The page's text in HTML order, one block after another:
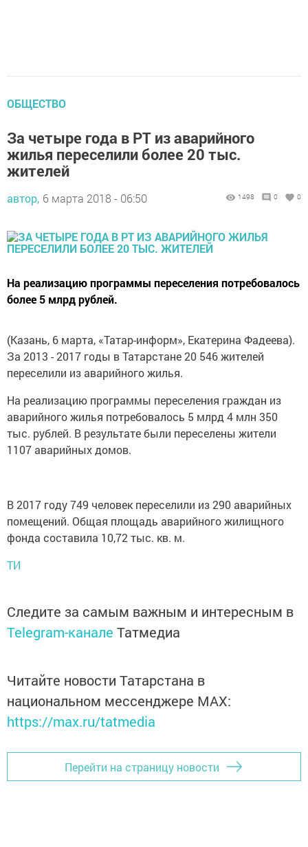
ОБЩЕСТВО
За четыре года в РТ из аварийного
жилья переселили более 20 тыс.
жителей
автор, 6 марта 2018 - 06:50 1498 0 0
На реализацию программы переселения потребовалось
более 5 млрд рублей.
(Казань, 6 марта, «Татар-информ», Екатерина Фадеева).
За 2013 - 2017 годы в Татарстане 20 546 жителей
переселили из аварийного жилья.
На реализацию программы переселения граждан из
аварийного жилья потребовалось 5 млрд 4 млн 350
тыс. рублей. В результате были переселены жители
1107 аварийных домов.
В 2017 году 749 человек переселили из 290 аварийных
помещений. Общая площадь аварийного жилищного
фонда составила 10,72 тыс. кв. м.
ТИ
Следите за самым важным и интересным в
Telegram-канале Татмедиа
Читайте новости Татарстана в
национальном мессенджере MАХ:
https://max.ru/tatmedia
Перейти на страницу новости